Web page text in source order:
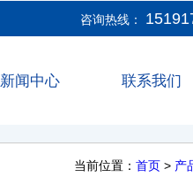
咨询热线：
新闻中心 联系我们
当前位置： 首页 > 产